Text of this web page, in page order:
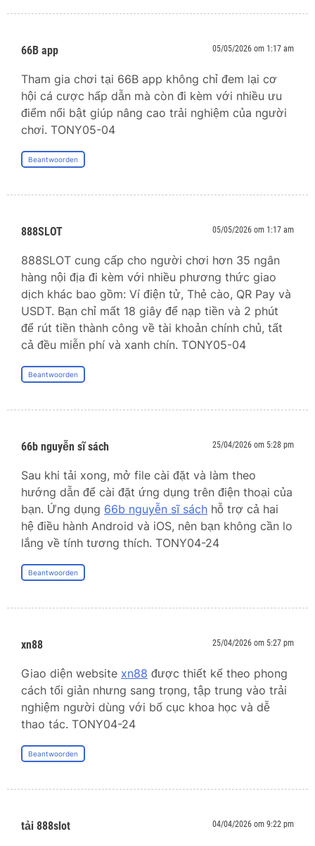
66B app 05/05/2026 om 1:17 am
Tham gia chơi tại 66B app không chỉ đem lại cơ
hội cá cược hấp dẫn mà còn đi kèm với nhiều ưu
điểm nổi bật giúp nâng cao trải nghiệm của người
chơi. TONY05-04
Beantwoorden
888SLOT 05/05/2026 om 1:17 am
888SLOT cung cấp cho người chơi hơn 35 ngân
hàng nội địa đi kèm với nhiều phương thức giao
dịch khác bao gồm: Ví điện tử, Thẻ cào, QR Pay và
USDT. Bạn chỉ mất 18 giây để nạp tiền và 2 phút
để rút tiền thành công về tài khoản chính chủ, tất
cả đều miễn phí và xanh chín. TONY05-04
Beantwoorden
66b nguyễn sĩ sách 25/04/2026 om 5:28 pm
Sau khi tải xong, mở file cài đặt và làm theo
hướng dẫn để cài đặt ứng dụng trên điện thoại của
bạn. Ứng dụng 66b nguyễn sĩ sách hỗ trợ cả hai
hệ điều hành Android và iOS, nên bạn không cần lo
lắng về tính tương thích. TONY04-24
Beantwoorden
xn88 25/04/2026 om 5:27 pm
Giao diện website xn88 được thiết kế theo phong
cách tối giản nhưng sang trọng, tập trung vào trải
nghiệm người dùng với bố cục khoa học và dễ
thao tác. TONY04-24
Beantwoorden
tải 888slot 04/04/2026 om 9:22 pm